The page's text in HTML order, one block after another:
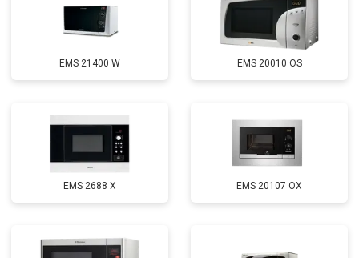
EMS 21400 W EMS 20010 OS
EMS 2688 X EMS 20107 OX